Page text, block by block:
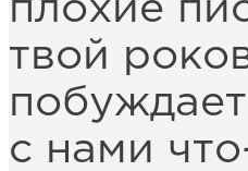
плохие
твой
с нами